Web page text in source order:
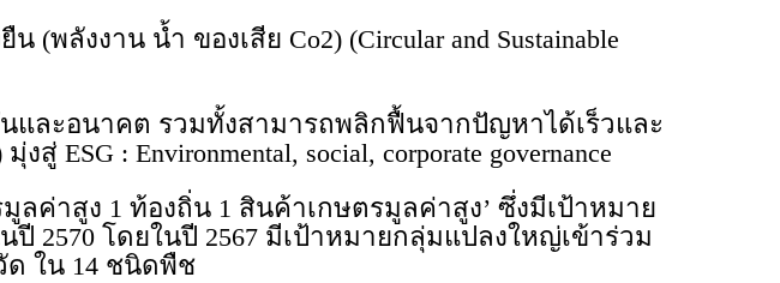
ลังงาน น้ำ ของเสีย Co2) (Circular and Sustainable
และอนาคต รวมทั้งสามารถพลิกฟื้นจากปัญหาได้เร็วและ
สู่ ESG : Environmental, social, corporate governance
ค่าสูง 1 ท้องถิ่น 1 สินค้าเกษตรมูลค่าสูง’ ซึ่งมีเป้าหมาย
2570 โดยในปี 2567 มีเป้าหมายกลุ่มแปลงใหญ่เข้าร่วม
ด ใน 14 ชนิดพืช